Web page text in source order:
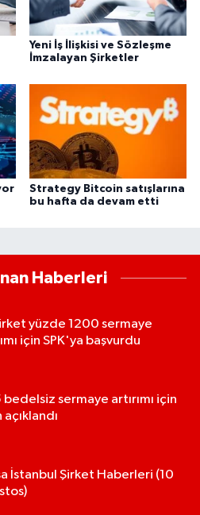
Yeni İş İlişkisi ve Sözleşme
İmzalayan Şirketler
Strategy Bitcoin satışlarına
bu hafta da devam etti
Haberleri
yüzde 1200 sermaye
için SPK'ya başvurdu
bedelsiz sermaye artırımı için
İstanbul Şirket Haberleri (10